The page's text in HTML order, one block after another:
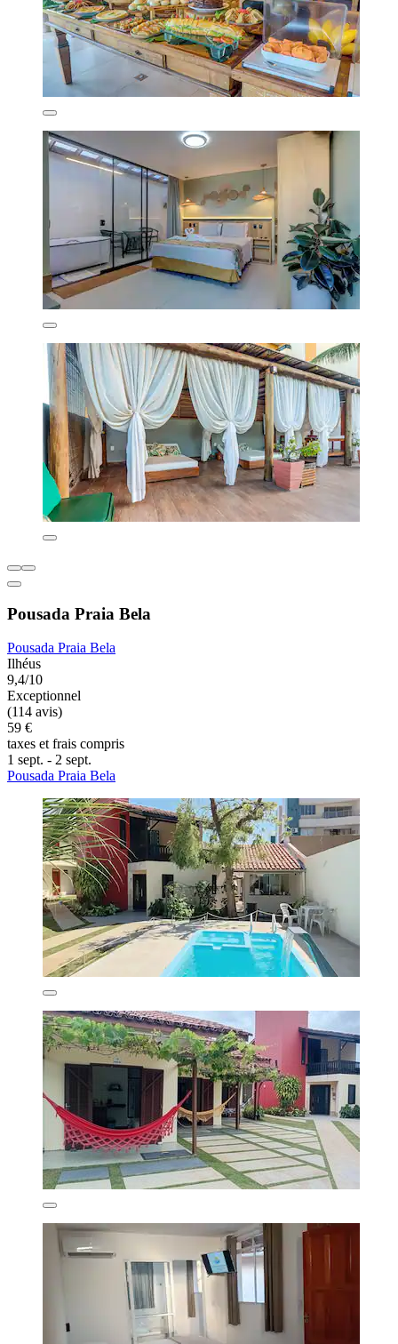
Pousada Praia Bela
Pousada Praia Bela
Ilhéus
9,4/10
Exceptionnel
(114 avis)
59 €
taxes et frais compris
1 sept. - 2 sept.
Pousada Praia Bela